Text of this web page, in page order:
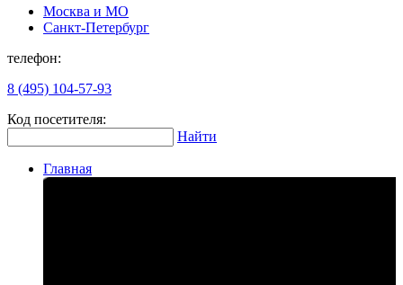
Москва и МО
Санкт-Петербург
телефон:
8 (495) 104-57-93
Код посетителя:
Найти
Главная